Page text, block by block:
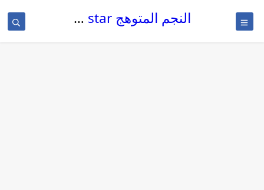
النجم المتوهج The glowing star